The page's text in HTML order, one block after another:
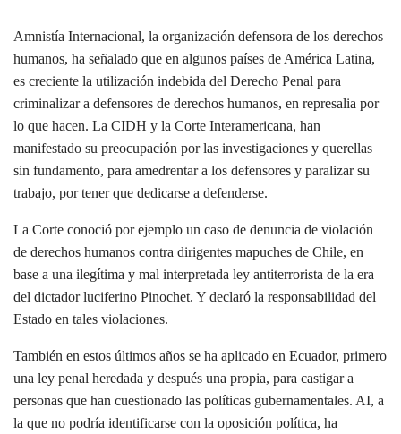
Amnistía Internacional, la organización defensora de los derechos
humanos, ha señalado que en algunos países de América Latina,
es creciente la utilización indebida del Derecho Penal para
criminalizar a defensores de derechos humanos, en represalia por
lo que hacen. La CIDH y la Corte Interamericana, han
manifestado su preocupación por las investigaciones y querellas
sin fundamento, para amedrentar a los defensores y paralizar su
trabajo, por tener que dedicarse a defenderse.
La Corte conoció por ejemplo un caso de denuncia de violación
de derechos humanos contra dirigentes mapuches de Chile, en
base a una ilegítima y mal interpretada ley antiterrorista de la era
del dictador luciferino Pinochet. Y declaró la responsabilidad del
Estado en tales violaciones.
También en estos últimos años se ha aplicado en Ecuador, primero
una ley penal heredada y después una propia, para castigar a
personas que han cuestionado las políticas gubernamentales. AI, a
la que no podría identificarse con la oposición política, ha